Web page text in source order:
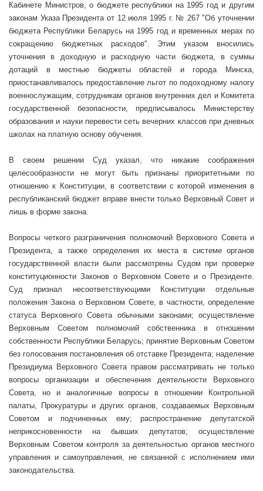
Кабинете Министров, о бюджете республики на 1995 год и другим
законам Указа Президента от 12 июля 1995 г. № 267 "Об уточнении
бюджета Республики Беларусь на 1995 год и временных мерах по
сокращению бюджетных расходов". Этим указом вносились
уточнения в доходную и расходную части бюджета, в суммы
дотаций в местные бюджеты областей и города Минска,
приостанавливалось предоставление льгот по подоходному налогу
военнослужащим, сотрудникам органов внутренних дел и Комитета
государственной безопасности, предписывалось Министерству
образования и науки перевести сеть вечерних классов при дневных
школах на платную основу обучения.
В своем решении Суд указал, что никакие соображения
целесообразности не могут быть признаны приоритетными по
отношению к Конституции, в соответствии с которой изменения в
республиканский бюджет вправе внести только Верховный Совет и
лишь в форме закона.
Вопросы четкого разграничения полномочий Верховного Совета и
Президента, а также определения их места в системе органов
государственной власти были рассмотрены Судом при проверке
конституционности Законов о Верховном Совете и о Президенте.
Суд признал несоответствующими Конституции отдельные
положения Закона о Верховном Совете, в частности, определение
статуса Верховного Совета обычными законами; осуществление
Верховным Советом полномочий собственника в отношении
собственности Республики Беларусь; принятие Верховным Советом
без голосования постановления об отставке Президента; наделение
Президиума Верховного Совета правом рассматривать не только
вопросы организации и обеспечения деятельности Верховного
Совета, но и аналогичные вопросы в отношении Контрольной
палаты, Прокуратуры и других органов, создаваемых Верховным
Советом и подчиненных ему; распространение депутатской
неприкосновенности на бывших депутатов; осуществление
Верховным Советом контроля за деятельностью органов местного
управления и самоуправления, не связанной с исполнением ими
законодательства.